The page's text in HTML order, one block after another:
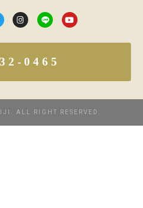
0465
ALL RIGHT RESERVED.